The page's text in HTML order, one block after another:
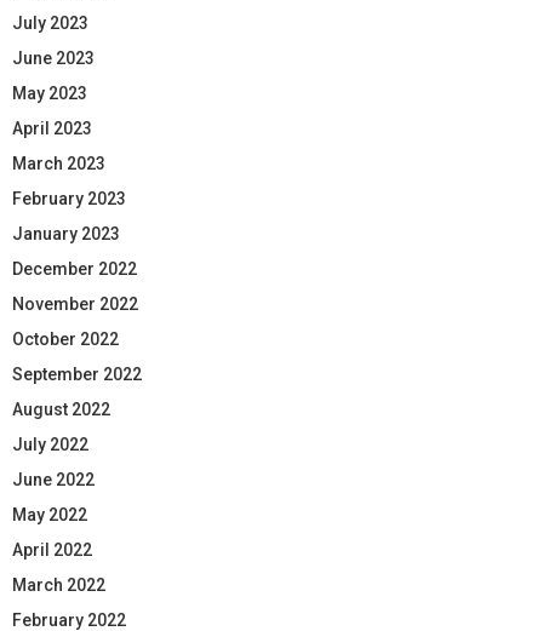
July 2023
June 2023
May 2023
April 2023
March 2023
February 2023
January 2023
December 2022
November 2022
October 2022
September 2022
August 2022
July 2022
June 2022
May 2022
April 2022
March 2022
February 2022